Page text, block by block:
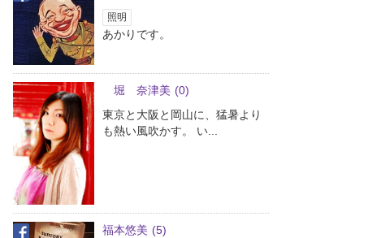
照明
あかりです。
堀 奈津美 (0)
東京と大阪と岡山に、猛暑より
も熱い風吹かす。 い...
福本悠美 (5)